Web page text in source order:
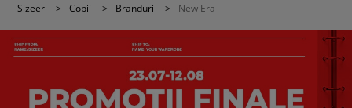
Sizeer > Copii > Branduri > New Era